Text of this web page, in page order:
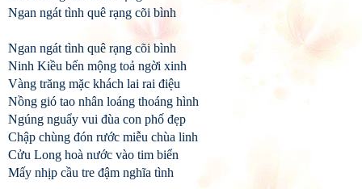
Ngan ngát tình quê rạng cõi bình
Ngan ngát tình quê rạng cõi bình
Ninh Kiều bến mộng toả ngời xinh
Vàng trăng mặc khách lai rai điệu
Nồng gió tao nhân loáng thoáng hình
Ngúng nguẩy vui đùa con phố đẹp
Chập chùng đón rước miễu chùa linh
Cửu Long hoà nước vào tim biển
Mấy nhịp cầu tre đậm nghĩa tình